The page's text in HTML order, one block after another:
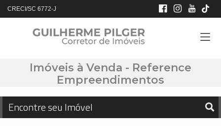
CRECI/SC 6772-J
Imóveis à Venda - Reference
Empreendimentos
Encontre seu Imóvel